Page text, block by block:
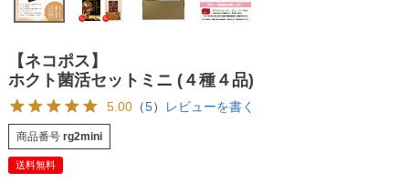
【ネコポス】
ホクト菌活セットミニ (４種４品)
5.00（5） レビューを書く
商品番号 rg2mini
送料無料